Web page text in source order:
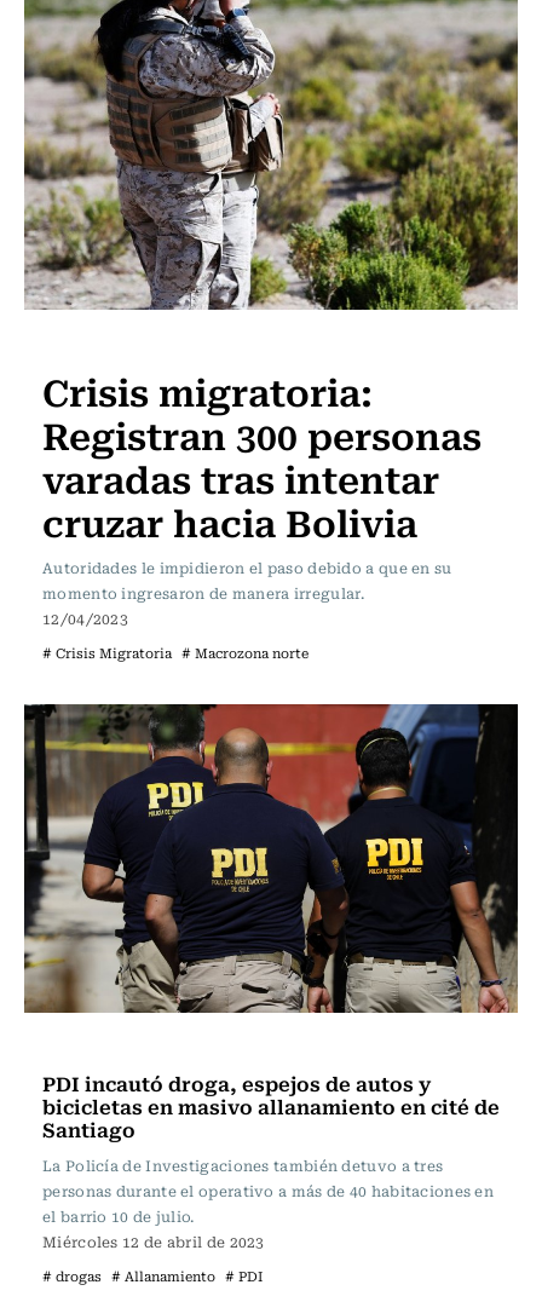
Crisis migratoria:
Registran 300 personas
varadas tras intentar
cruzar hacia Bolivia
Autoridades le impidieron el paso debido a que en su
momento ingresaron de manera irregular.
12/04/2023
# Crisis Migratoria # Macrozona norte
PDI incautó droga, espejos de autos y
bicicletas en masivo allanamiento en cité de
Santiago
La Policía de Investigaciones también detuvo a tres
personas durante el operativo a más de 40 habitaciones en
el barrio 10 de julio.
Miércoles 12 de abril de 2023
# drogas # Allanamiento # PDI